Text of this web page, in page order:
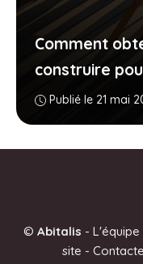
Comment
construire
Publié le 21 mai
© Abitalis - L'équipe
site -